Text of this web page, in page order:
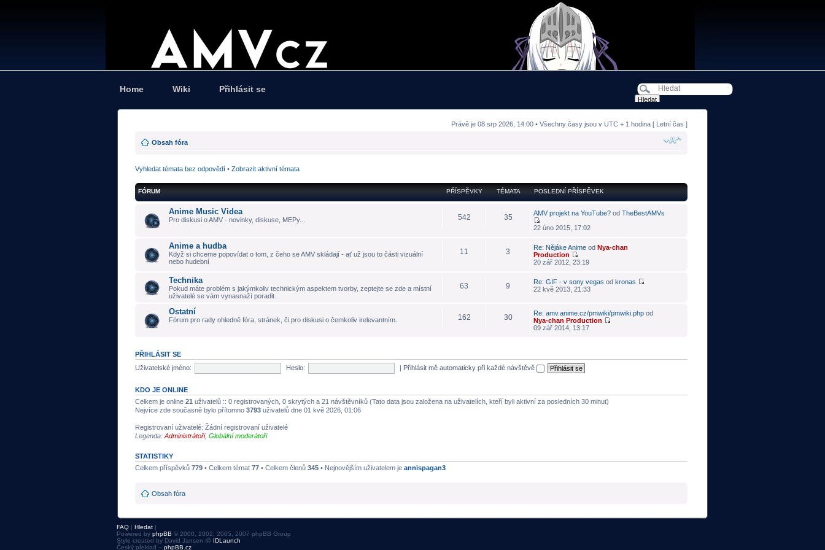
Home Wiki Přihlásit se
Právě je 08 srp 2026, 14:00 • Všechny časy jsou v UTC + 1 hodina [ Letní čas ]
Obsah fóra
Vyhledat témata bez odpovědí • Zobrazit aktivní témata
FÓRUM PŘÍSPĚVKY TÉMATA POSLEDNÍ PŘÍSPĚVEK
Anime Music Videa
Pro diskusi o AMV - novinky, diskuse, MEPy... 542 35 AMV projekt na YouTube?od TheBestAMVs
22 úno 2015, 17:02
Anime a hudba
Když si chceme popovídat o tom, z čeho se AMV skládají - ať už jsou to části vizuální
nebo hudební
11 3 Re: Nějáke Animeod Nya-chan
Production
20 zář 2012, 23:19
Technika
Pokud máte problém s jakýmkoliv technickým aspektem tvorby, zeptejte se zde a místní
uživatelé se vám vynasnaží poradit.
63 9 Re: GIF - v sony vegas od kronas
22 kvě 2013, 21:33
Ostatní
Fórum pro rady ohledně fóra, stránek, či pro diskusi o čemkoliv irelevantním. 162 30 Re: amv.anime.cz/pmwiki/pmwiki.phpod
Nya-chan Production
09 zář 2014, 13:17
PŘIHLÁSIT SE
Uživatelské jméno:
Heslo: | Přihlásit mě automaticky při každé návštěvě
KDO JE ONLINE
Celkem je online 21 uživatelů :: 0 registrovaných, 0 skrytých a 21 návštěvníků (Tato data jsou založena na uživatelích, kteří byli aktivní za posledních 30 minut)
Nejvíce zde současně bylo přítomno 3793 uživatelů dne 01 kvě 2026, 01:06
Registrovaní uživatelé: Žádní registrovaní uživatelé
Legenda: Administrátoři, Globální moderátoři
STATISTIKY
Celkem příspěvků 779 • Celkem témat 77 • Celkem členů 345 • Nejnovějším uživatelem je annispagan3
Obsah fóra
FAQ | Hledat |
Powered by phpBB © 2000, 2002, 2005, 2007 phpBB Group
Style created by David Jansen @ IDLaunch
Český překlad – phpBB.cz